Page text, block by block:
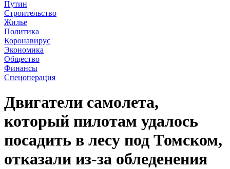
Путин
Строительство
Жилье
Политика
Коронавирус
Экономика
Общество
Финансы
Спецоперация
Двигатели самолета,
который пилотам удалось
посадить в лесу под Томском,
отказали из-за обледенения